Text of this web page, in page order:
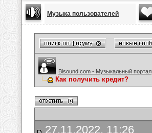
Музыка пользователей
Bisound.com - Музыкальный портал
Как получить кредит?
27.11.2022, 11:26